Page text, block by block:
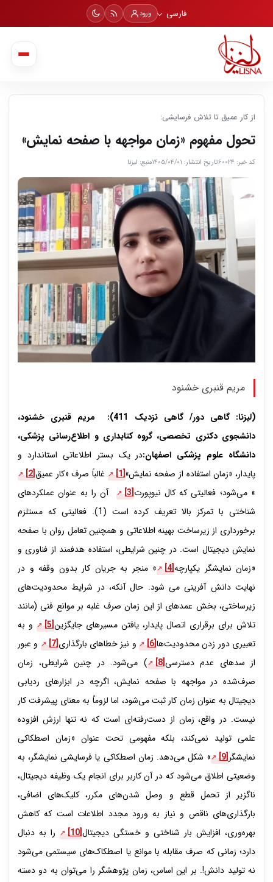
فارسی ورود
از کار عمیق تا تلاش فرسایشی:
تحول مفهوم «زمان مواجهه با صفحه‌ نمایش»
کد خبر: ۶۰۰۲۴ تاریخ انتشار: ۱۴۰۵/۰۴/۰۱ منبع: لیزنا
مریم قنبری خشنود
(لیزنا: گاهی دور/ گاهی نزدیک
مریم قنبری خشنود،
دانشجوی دکتری تخصصی، گروه کتابداری و اطلاع‌رسانی پزشکی،
دانشگاه علوم پزشکی اصفهان:در یک بستر اطلاعاتی استاندارد و
پایدار، «زمان استفاده از صفحه‌ نمایش»
[1] غالباً صرف «کار عمیق[2]
» می‌شود؛ فعالیتی که کال نیوپورت[3]
آن را به عنوان عملکردهای
شناختی با تمرکز بالا تعریف کرده است (1). فعالیتی که مستلزم
برخورداری از زیرساخت بهینه اطلاعاتی و همچنین تعامل روان با صفحه
نمایش دیجیتال است. در چنین شرایطی، استفاده هدفمند از فناوری و
«زمان نمایشگر یکپارچه[4]
» منجر به جریان کار بدون وقفه و در
نهایت دانش ­آفرینی می­ شود. حال آنکه، در شرایط محدودیت‌های
زیرساختی، بخش عمده­ای از این زمان صرف غلبه بر موانع فنی (مانند
تلاش برای برقراری اتصال پایدار، یافتن مسیرهای جایگزین[5]
و به
تعبیری دور زدن محدودیت‌ها[6] و نیز خطاهای بارگذاری[7]
و عبور
از سدهای عدم دسترسی[8]
) می‌شود. در چنین شرایطی، زمان
صرف‌شده در مواجهه با صفحه ‌نمایش، اگرچه در ابزارهای ردیابی
دیجیتال به عنوان زمان کار ثبت می‌شود، اما لزوماً به معنای پیشرفت کار
نیست. در واقع، زمان از دست‌رفته‌ای است که نه تنها ارزش افزوده
علمی تولید نمی‌کند، بلکه مفهومی تحت عنوان «زمان اصطکاکی
نمایشگر[9]
» شکل می‌دهد. زمان اصطکاکی یا فرسایشی نمایشگر، به
وضعیتی اطلاق می‌شود که در آن کاربر برای انجام یک وظیفه دیجیتال،
ناگزیر از تحمل قطع و وصل شدن‌های مکرر، کلیک‌های اضافی،
بارگذاری‌های ناقص و نیاز به ورود مجدد اطلاعات است که کاهش
بهره‌وری، افزایش بار شناختی و خستگی دیجیتال[10]
را به دنبال
دارد؛ زمانی که صرف مقابله با موانع یا اصطکاک‌های سیستمی می‌شود
نه تولید دانش!. بر این اساس، زمان پژوهشگر را می‌توان به دو دسته